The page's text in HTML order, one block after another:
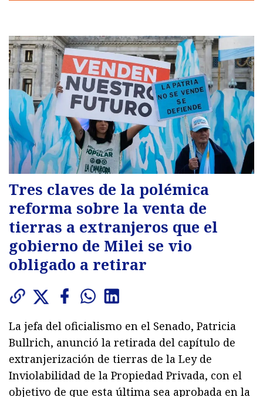
Tres claves de la polémica
reforma sobre la venta de
tierras a extranjeros que el
gobierno de Milei se vio
obligado a retirar
La jefa del oficialismo en el Senado, Patricia
Bullrich, anunció la retirada del capítulo de
extranjerización de tierras de la Ley de
Inviolabilidad de la Propiedad Privada, con el
objetivo de que esta última sea aprobada en la